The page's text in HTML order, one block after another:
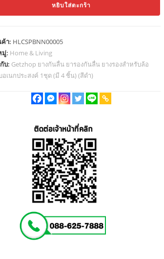
หยิบใส่ตะกร้า
า: HLCSPBNN00005
มู่: Home & Living
บ: Getzhop ยางกันลื่น ยารองกันลื่น ยางรองสำหรับล้อ
อเนกประสงค์ 1ชุด (มี 4 ชิ้น) (สีดำ)